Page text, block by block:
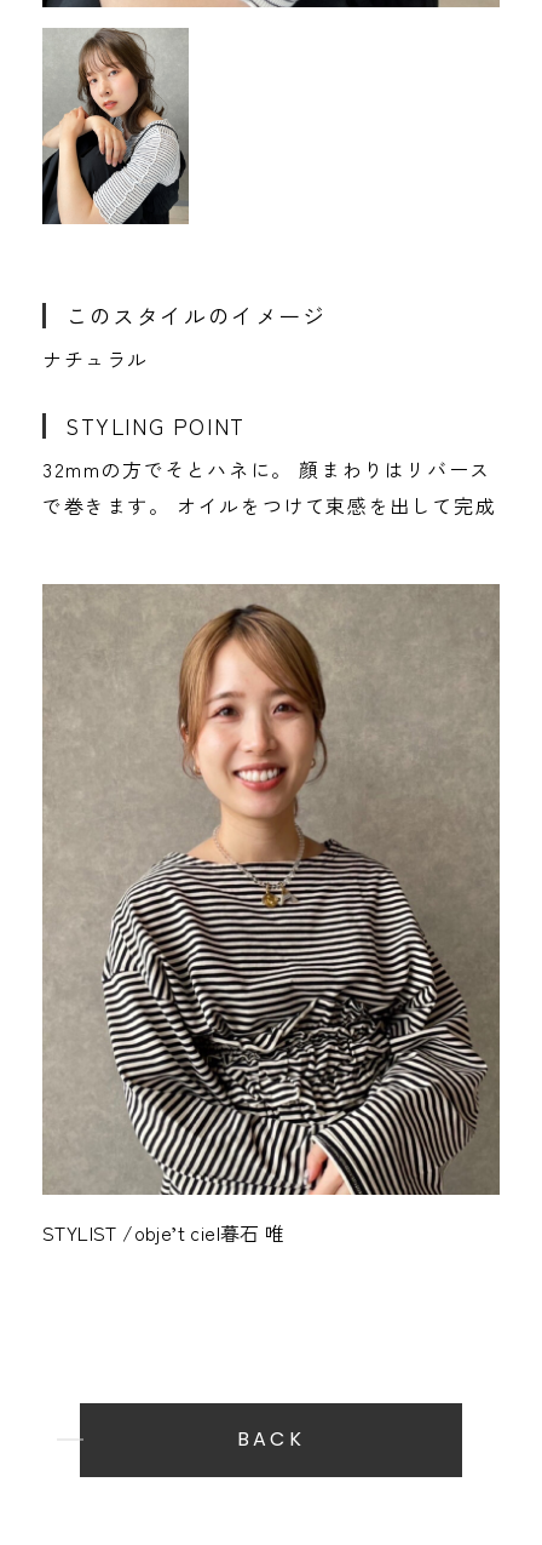
このスタイルのイメージ
ナチュラル
STYLING POINT
32mmの方でそとハネに。 顔まわりはリバース
で巻きます。 オイルをつけて束感を出して完成
STYLIST obje’t ciel暮石 唯
BACK